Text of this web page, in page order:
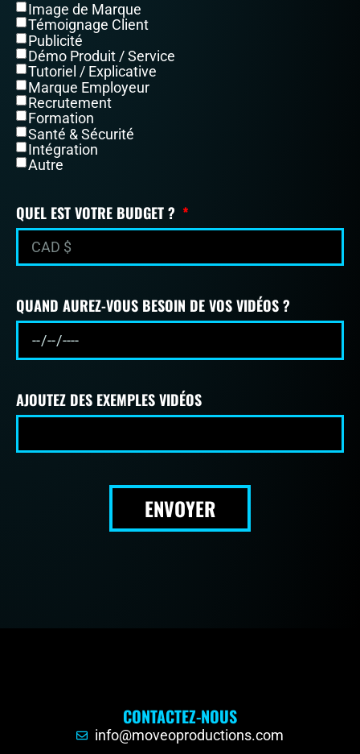
Image de Marque
Témoignage Client
Publicité
Démo Produit / Service
Tutoriel / Explicative
Marque Employeur
Recrutement
Formation
Santé & Sécurité
Intégration
Autre
QUEL EST VOTRE BUDGET ?
QUAND AUREZ-VOUS BESOIN DE VOS VIDÉOS ?
AJOUTEZ DES EXEMPLES VIDÉOS
ENVOYER
CONTACTEZ-NOUS
info@moveoproductions.com